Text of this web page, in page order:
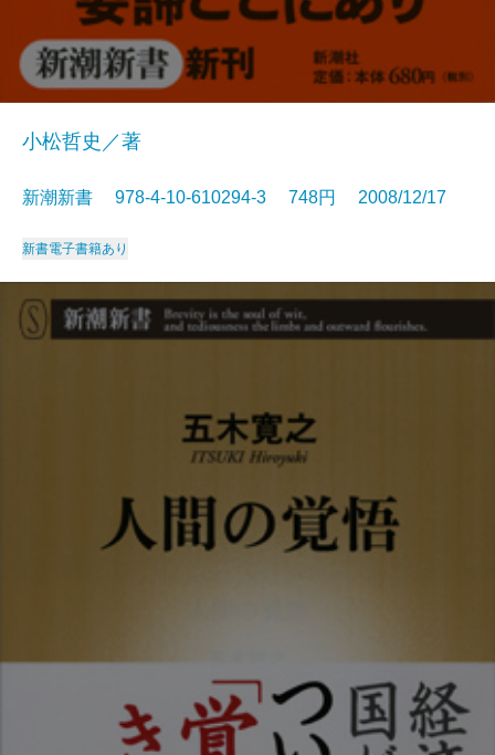
小松哲史／著
新潮新書 978-4-10-610294-3 748円 2008/12/17
新書電子書籍あり